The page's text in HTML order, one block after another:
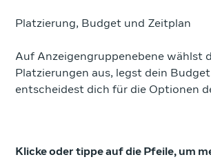
Platzierung, Budget und Zeitplan
Auf Anzeigengruppenebene wählst
Platzierungen aus, legst dein
entscheidest dich für die Optionen
Klicke oder tippe auf die Pfeile, um